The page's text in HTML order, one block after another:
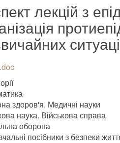
лекцій з
здоров'я. Медичні науки
наука. Військова справа
оборона
посібники з безпеки